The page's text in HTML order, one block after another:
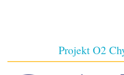
Projekt O2